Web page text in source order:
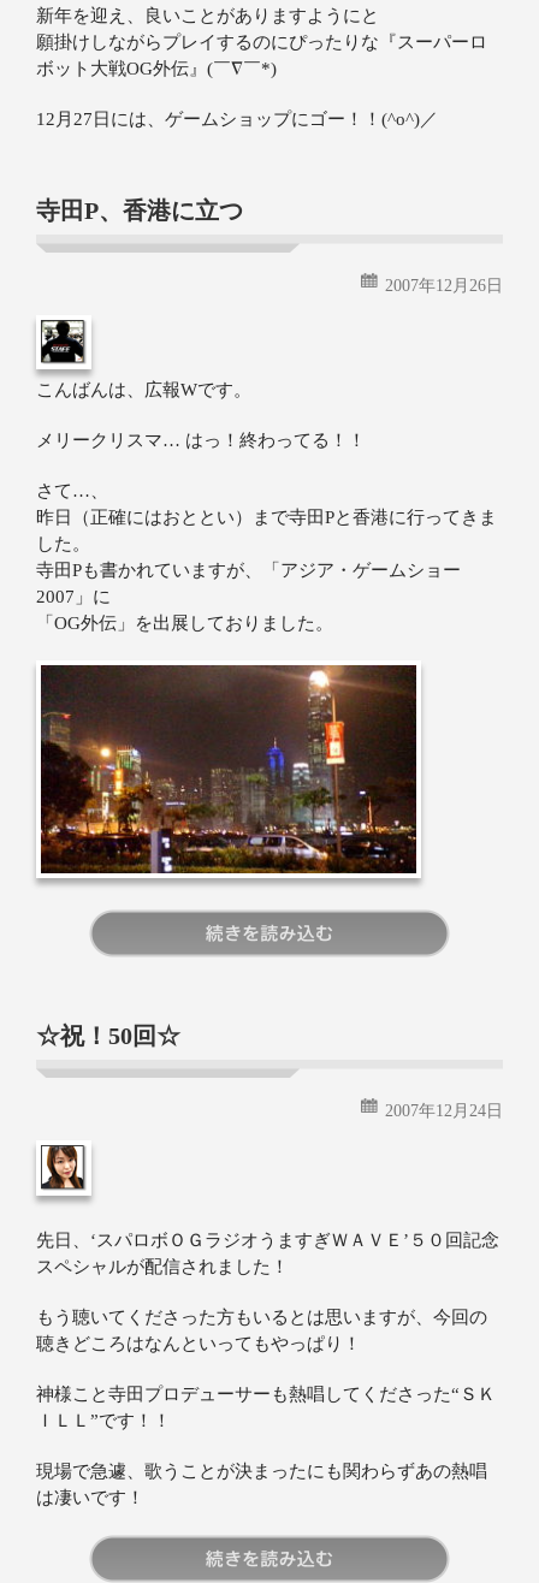
新年を迎え、良いことがありますようにと
願掛けしながらプレイするのにぴったりな『スーパーロ
ボット大戦OG外伝』(￣∇￣*)
12月27日には、ゲームショップにゴー！！(^o^)／
寺田P、香港に立つ
2007年12月26日
こんばんは、広報Wです。
メリークリスマ… はっ！終わってる！！
さて…、
昨日（正確にはおととい）まで寺田Pと香港に行ってきま
した。
寺田Pも書かれていますが、「アジア・ゲームショー
2007」に
「OG外伝」を出展しておりました。
☆祝！50回☆
2007年12月24日
先日、‘スパロボＯＧラジオうますぎＷＡＶＥ’５０回記念
スペシャルが配信されました！
もう聴いてくださった方もいるとは思いますが、今回の
聴きどころはなんといってもやっぱり！
神様こと寺田プロデューサーも熱唱してくださった“ＳＫ
ＩＬＬ”です！！
現場で急遽、歌うことが決まったにも関わらずあの熱唱
は凄いです！